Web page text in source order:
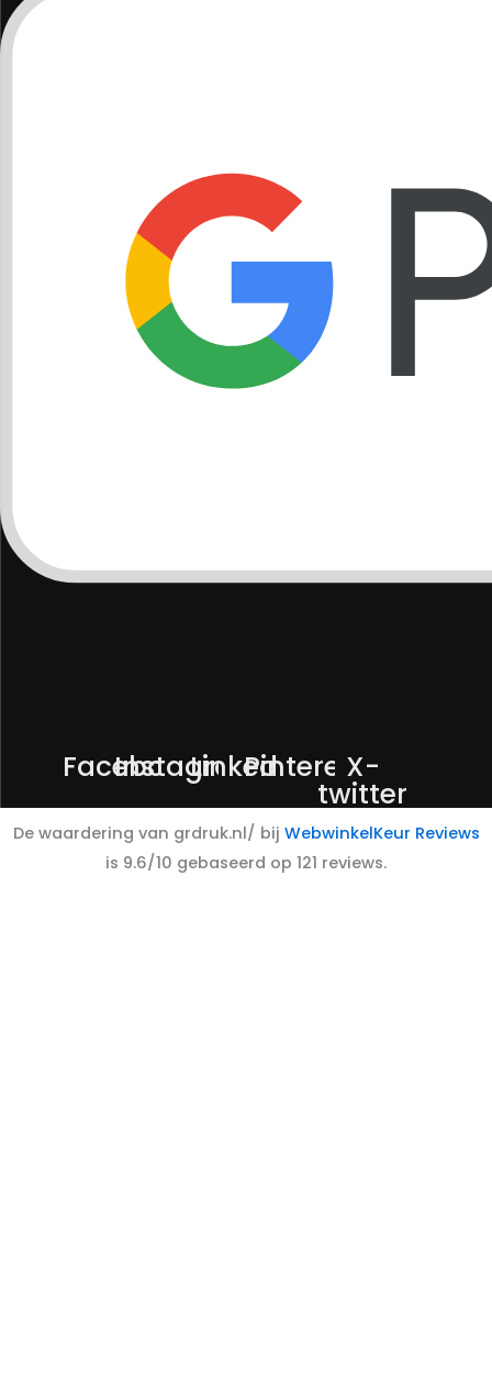
Facebook
Instagram
Linkedin
PinterestX-
twitter
De waardering van grdruk.nl/ bij WebwinkelKeur Reviews
is 9.6/10 gebaseerd op 121 reviews.